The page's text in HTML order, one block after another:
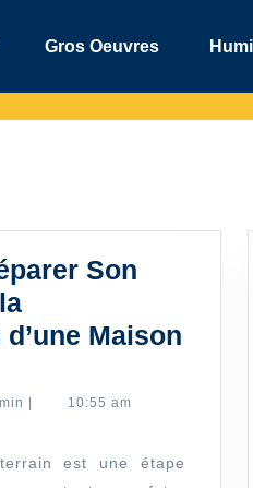
Gros Oeuvres
Son
Maison
admin 10:55 am